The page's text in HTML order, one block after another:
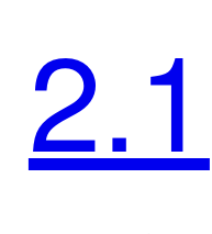
2.1